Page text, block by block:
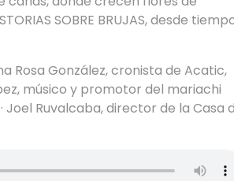
SOBRE BRUJAS, desde
Rosa González, cronista de Acatic,
músico y promotor del mariachi
Joel Ruvalcaba, director de la Casa